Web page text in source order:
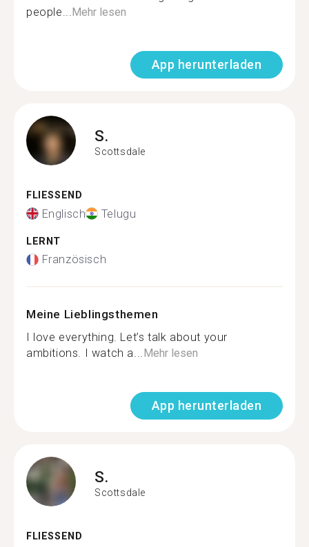
people...Mehr lesen
App herunterladen
S.
Scottsdale
FLIESSEND
Englisch Telugu
LERNT
Französisch
Meine Lieblingsthemen
I love everything. Let’s talk about your
ambitions. I watch a...Mehr lesen
App herunterladen
S.
Scottsdale
FLIESSEND